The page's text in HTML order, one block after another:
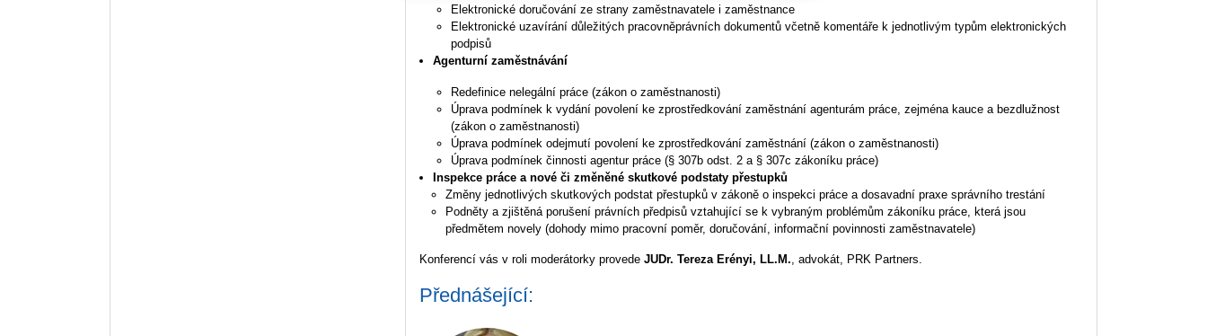
Elektronické doručování ze strany zaměstnavatele i zaměstnance
Elektronické uzavírání důležitých pracovněprávních dokumentů včetně komentáře k jednotlivým typům elektronických
podpisů
Agenturní zaměstnávání
Redefinice nelegální práce (zákon o zaměstnanosti)
Úprava podmínek k vydání povolení ke zprostředkování zaměstnání agenturám práce, zejména kauce a bezdlužnost
(zákon o zaměstnanosti)
Úprava podmínek odejmutí povolení ke zprostředkování zaměstnání (zákon o zaměstnanosti)
Úprava podmínek činnosti agentur práce (§ 307b odst. 2 a § 307c zákoníku práce)
Inspekce práce a nové či změněné skutkové podstaty přestupků
Změny jednotlivých skutkových podstat přestupků v zákoně o inspekci práce a dosavadní praxe správního trestání
Podněty a zjištěná porušení právních předpisů vztahující se k vybraným problémům zákoníku práce, která jsou
předmětem novely (dohody mimo pracovní poměr, doručování, informační povinnosti zaměstnavatele)
Konferencí vás v roli moderátorky provedeJUDr. Tereza Erényi, LL.M. , advokát, PRK Partners.
Přednášející: